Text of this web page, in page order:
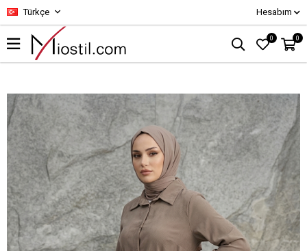
Türkçe Hesabım
0 0